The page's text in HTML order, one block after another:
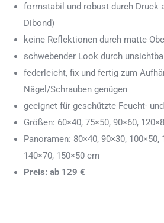
formstabil und robust durch Druck
Dibond)
keine Reflektionen durch matte
schwebender Look durch
federleicht, fix und fertig zum
Nägel/Schrauben genügen
geeignet für geschützte Feucht-
Größen: 60×40, 75×50, 90×60,
Panoramen: 80×40, 90×30, 100×50,
140×70, 150×50 cm
Preis: ab 129 €